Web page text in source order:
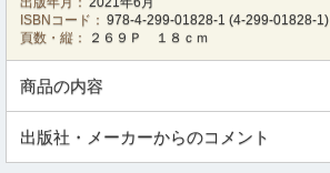
ISBNコード： 978-4-299-01828-1 (4-299-01828-1)
頁数・縦：
２６９Ｐ １８ｃｍ
商品の内容
出版社・メーカーからのコメント